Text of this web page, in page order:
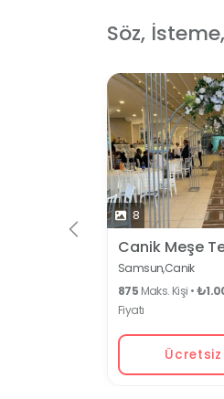
Söz,
8
Canik Meşe
Samsun,Canik
875 Maks. Kişi •
Fiyatı